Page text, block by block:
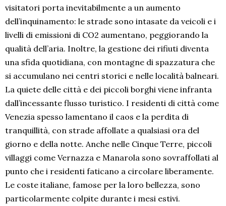
visitatori porta inevitabilmente a un aumento
dell’inquinamento: le strade sono intasate da veicoli e i
livelli di emissioni di CO2 aumentano, peggiorando la
qualità dell’aria. Inoltre, la gestione dei rifiuti diventa
una sfida quotidiana, con montagne di spazzatura che
si accumulano nei centri storici e nelle località balneari.
La quiete delle città e dei piccoli borghi viene infranta
dall’incessante flusso turistico. I residenti di città come
Venezia spesso lamentano il caos e la perdita di
tranquillità, con strade affollate a qualsiasi ora del
giorno e della notte. Anche nelle Cinque Terre, piccoli
villaggi come Vernazza e Manarola sono sovraffollati al
punto che i residenti faticano a circolare liberamente.
Le coste italiane, famose per la loro bellezza, sono
particolarmente colpite durante i mesi estivi.